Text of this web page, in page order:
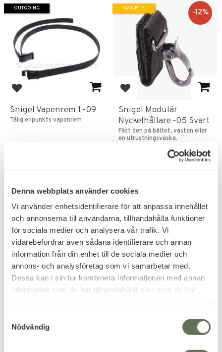
Denna webbplats använder cookies
Vi använder enhetsidentifierare för att anpassa innehållet
och annonserna till användarna, tillhandahålla funktioner
för sociala medier och analysera vår trafik. Vi
vidarebefordrar även sådana identifierare och annan
information från din enhet till de sociala medier och
annons- och analysföretag som vi samarbetar med.
Dessa kan i sin tur kombinera informationen med annan
information som du har tillhandahållit eller som de har
Nödvändig
Add to favorites
Snigel Vapenrem 1 -09
Tålig enpunkts vapenrem
OUTGOING
Add to favorites
Snigel Modulär
Nyckelhållare -05 Svart
Fäst den på bältet, västen eller
en utrustningsväska.
12%
FAVORITE
Add to favorites
12%